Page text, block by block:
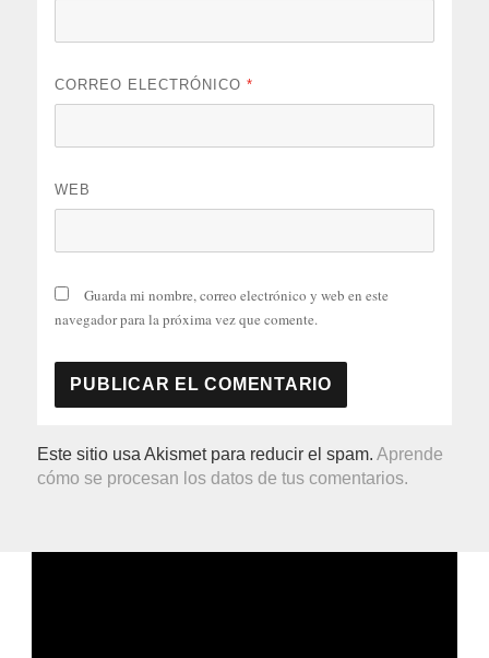
CORREO ELECTRÓNICO*
WEB
Guarda mi nombre, correo electrónico y web en este
navegador para la próxima vez que comente.
Este sitio usa Akismet para reducir el spam.Aprende
cómo se procesan los datos de tus comentarios.